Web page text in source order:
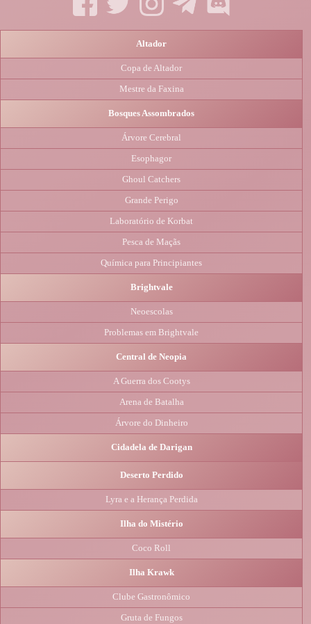
Altador
Copa de Altador
Mestre da Faxina
Bosques Assombrados
Árvore Cerebral
Esophagor
Ghoul Catchers
Grande Perigo
Laboratório de Korbat
Pesca de Maçãs
Química para Principiantes
Brightvale
Neoescolas
Problemas em Brightvale
Central de Neopia
A Guerra dos Cootys
Arena de Batalha
Árvore do Dinheiro
Cidadela de Darigan
Deserto Perdido
Lyra e a Herança Perdida
Ilha do Mistério
Coco Roll
Ilha Krawk
Clube Gastronômico
Gruta de Fungos